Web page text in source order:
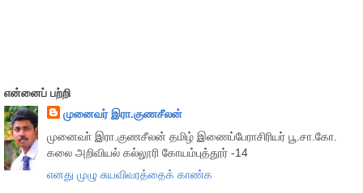
என்னைப் பற்றி
முனைவர் இரா.குணசீலன்
முனைவா் இரா.குணசீலன் தமிழ் இணைப்பேராசிரியர் பூ.சா.கோ.
கலை அறிவியல் கல்லூரி கோயம்புத்தூர் -14
எனது முழு சுயவிவரத்தைக் காண்க